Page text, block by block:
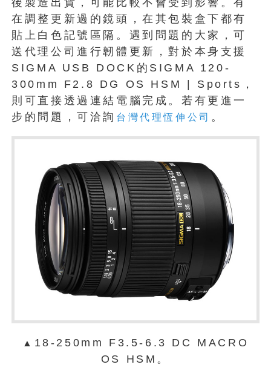
在調整更新過的鏡頭，在其包裝盒下都有
貼上白色記號區隔。遇到問題的大家，可
送代理公司進行韌體更新，對於本身支援
SIGMA USB DOCK的SIGMA 120-
300mm F2.8 DG OS HSM | Sports，
則可直接透過連結電腦完成。若有更進一
步的問題，可洽詢 台灣代理恆伸公司 。
▲ 18-250mm F3.5-6.3 DC MACRO
OS HSM。